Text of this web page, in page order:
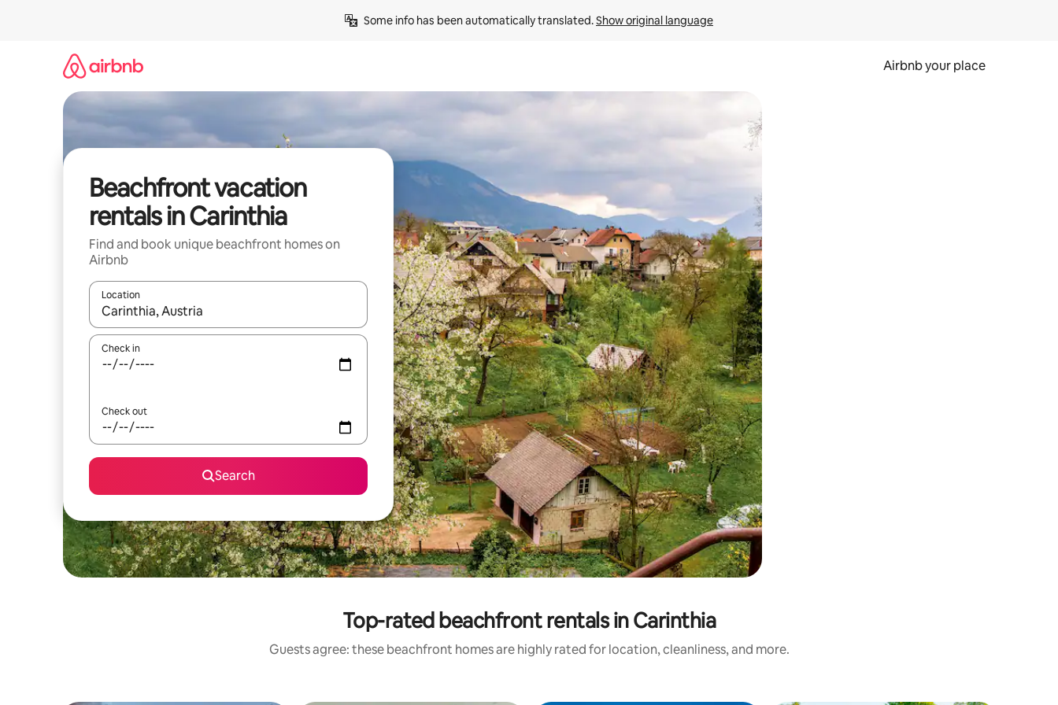
Some info has been automatically translated. Show original language
Airbnb your place
Beachfront vacation
rentals in Carinthia
Find and book unique beachfront homes on
Airbnb
Location
When results are available, navigate with up and down arrow keys or explore by touch or swipe gestures.
Check in
Check out
Search
Top-rated beachfront rentals in Carinthia
Guests agree: these beachfront homes are highly rated for location, cleanliness, and more.